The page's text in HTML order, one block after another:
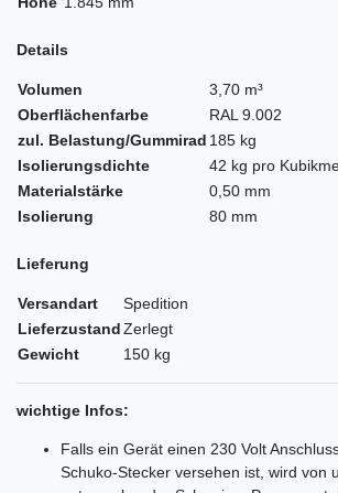
Details
Volumen
3,70 m³
Oberflächenfarbe
RAL 9.002
zul. Belastung/Gummirad 185 kg
Isolierungsdichte
42 kg pro
Materialstärke
0,50 mm
Isolierung
80 mm
Lieferung
Versandart
Spedition
LieferzustandZerlegt
Gewicht
150 kg
wichtige Infos:
Falls ein Gerät einen 230 Volt
Schuko-Stecker versehen ist, wird von